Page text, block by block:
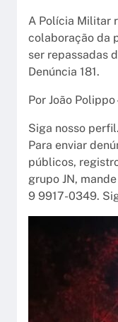
A Polícia Militar
colaboração da
ser repassadas
Denúncia 181.
Por João Polippo
Siga nosso
Para enviar
públicos,
grupo JN,
9 9917-0349.